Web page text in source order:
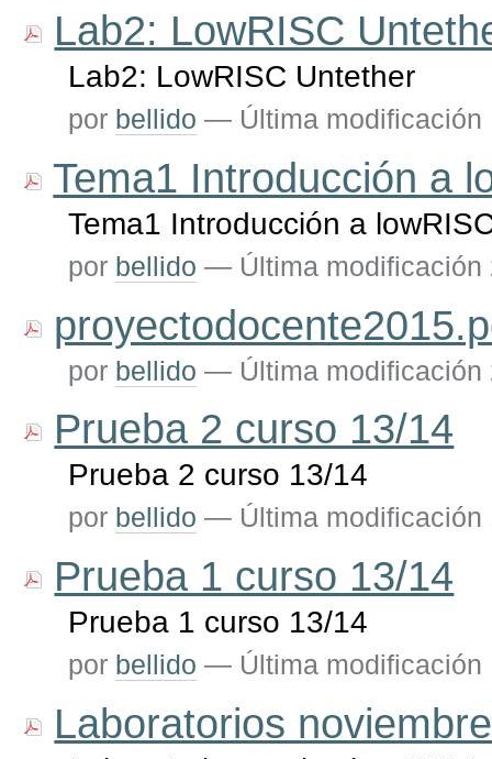
Lab2: LowRISC
Lab2: LowRISC Untether
por bellido — Última modificación
Tema1 Introducción a
Tema1 Introducción a
por bellido — Última modificación
por bellido — Última modificación
Prueba 2 curso 13/14
Prueba 2 curso 13/14
por bellido — Última modificación
Prueba 1 curso 13/14
Prueba 1 curso 13/14
por bellido — Última modificación
Laboratorios